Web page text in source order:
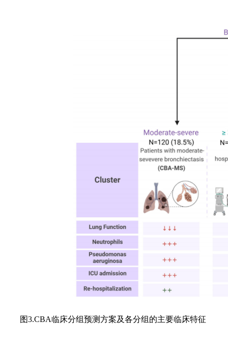
图3.CBA临床分组预测方案及各分组的主要临床特征